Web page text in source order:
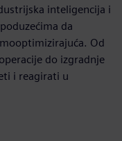
inteligencija i
da
Od
do izgradnje
i reagirati u